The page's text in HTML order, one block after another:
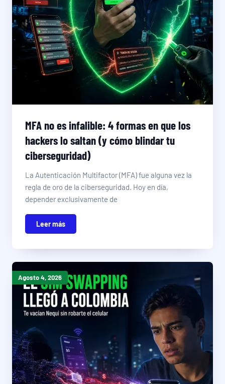
MFA no es infalible: 4 formas en que los
hackers lo saltan (y cómo blindar tu
ciberseguridad)
La Autenticación Multifactor (MFA) fue alguna vez la
regla de oro de la ciberseguridad. Hoy en día,
depender exclusivamente de
Leer más
Agosto 4, 2026